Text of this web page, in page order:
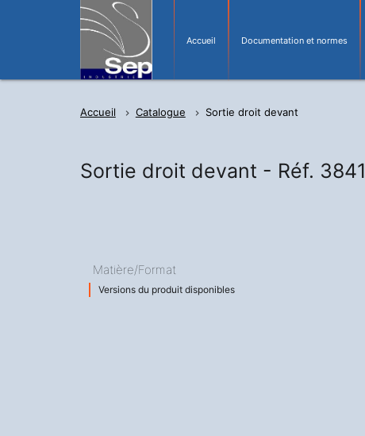
Accueil Documentation et normes
Accueil Catalogue Sortie droit devant
Sortie droit devant - Réf. 3841
Matière/Format
Versions du produit disponibles